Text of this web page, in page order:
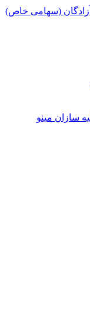
(سهامی خاص)
سازان مینو